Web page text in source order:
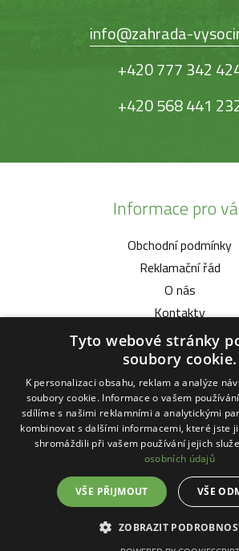
info@zahrada-
+420 777 342
+420 568 441
Informace pro
Obchodní podmínky
Reklamační řád
O nás
Kontakty
Vybíráme pro
Malotratory Vari
Kuchyňské potřeby
Sekačky robotické
Motorové pily Stihl
© 2026 Copyright - Zahrada-
Tyto webové stránky
soubory cookie.
K personalizaci obsahu, reklam a analýze
soubory cookie. Informace o vašem
sdílíme s našimi reklamními a analytickými
kombinovat s dalšími informacemi, které jste
shromáždili při vašem používání jejich
osobních údajů
VŠE PŘIJMOUT VŠE
ZOBRAZIT